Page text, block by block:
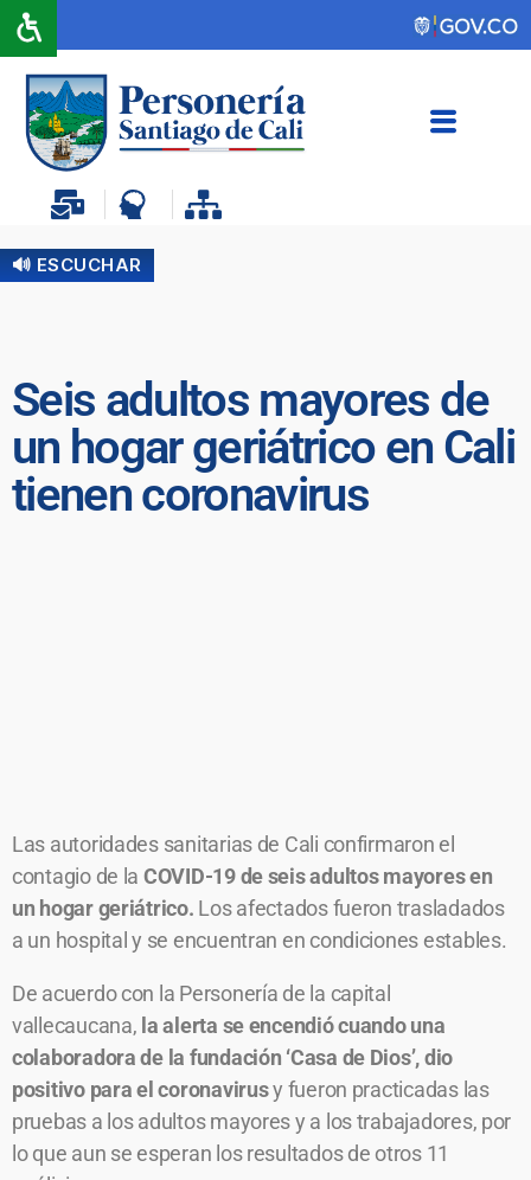
🔊 ESCUCHAR
Seis adultos mayores de
un hogar geriátrico en Cali
tienen coronavirus
Las autoridades sanitarias de Cali confirmaron el
contagio de la COVID-19 de seis adultos mayores en
un hogar geriátrico. Los afectados fueron trasladados
a un hospital y se encuentran en condiciones estables.
De acuerdo con la Personería de la capital
vallecaucana, la alerta se encendió cuando una
colaboradora de la fundación ‘Casa de Dios’, dio
positivo para el coronavirusy fueron practicadas las
pruebas a los adultos mayores y a los trabajadores, por
lo que aun se esperan los resultados de otros 11